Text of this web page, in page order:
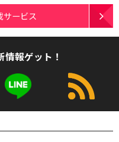
サービス
報ゲット！